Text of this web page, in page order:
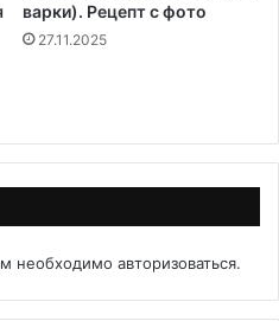
варки). Рецепт с фото
27.11.2025
необходимо авторизоваться.